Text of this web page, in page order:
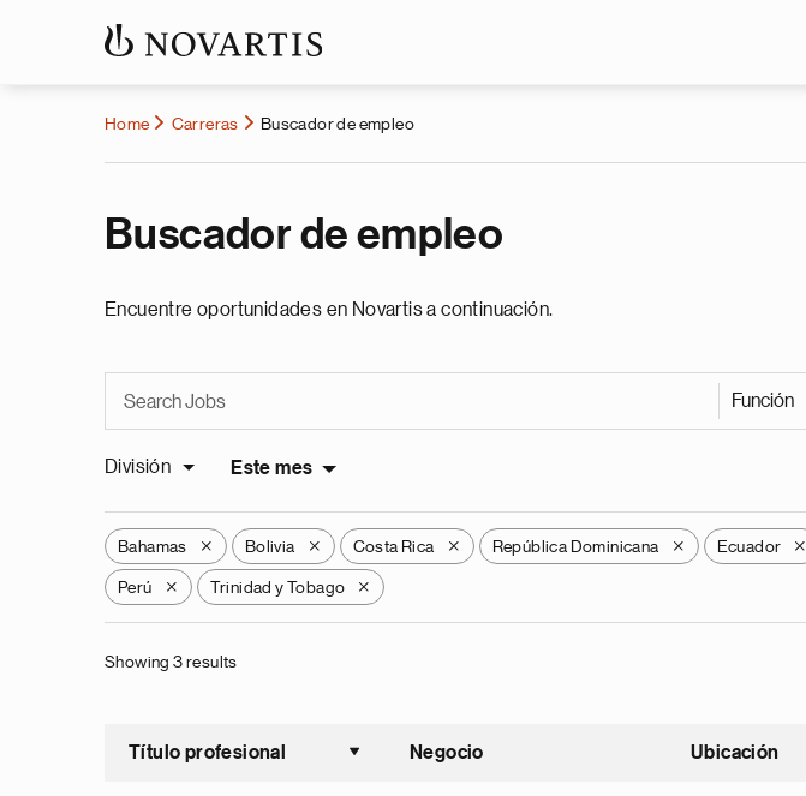
Home Carreras Buscador de empleo
Buscador de empleo
Encuentre oportunidades en Novartis a continuación.
Función
División Este mes
Bahamas X Bolivia X Costa Rica X República Dominicana X Ecuador X
Perú X Trinidad y Tobago X
Showing 3 results
Título profesional
Ordenar ascendente
Negocio Ubicación